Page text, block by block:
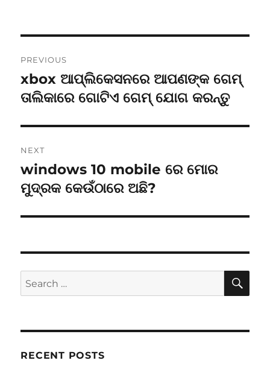
navigation
PREVIOUS
Previous
post:
xbox ଆପ୍ଲିକେସନରେ ଆପଣଙ୍କ ଗେମ୍
ତାଲିକାରେ ଗୋଟିଏ ଗେମ୍ ଯୋଗ କରନ୍ତୁ
NEXT
Next
post:
windows 10 mobile ରେ ମୋର
ମୁଦ୍ରକ କେଉଁଠାରେ ଅଛି?
Search
for:
RECENT POSTS